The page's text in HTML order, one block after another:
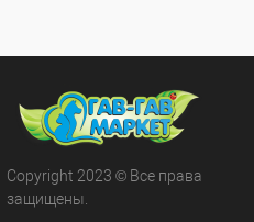
Copyright 2023 © Все права
защищены.